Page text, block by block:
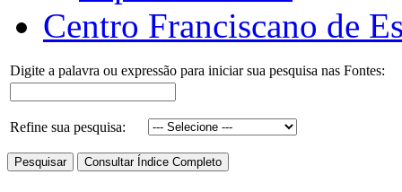
Centro Franciscano de
Digite a palavra ou expressão para iniciar sua pesquisa nas Fontes:
Refine sua pesquisa: